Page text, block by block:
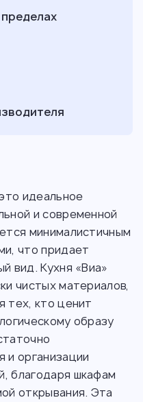
идеальное
и современной
минималистичным
что придает
вид. Кухня «Виа»
чистых материалов,
тех, кто ценит
образу
и организации
благодаря шкафам
открывания. Эта